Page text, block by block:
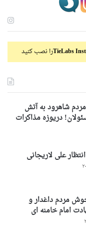
TieLabsرا نصب کنید
شاهرود به آتش
دریوزه مذاکرات
علی لاریجانی
مردم داغدار و
امام خامنه ای